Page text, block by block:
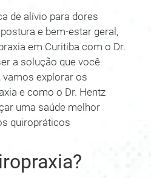
de alívio para dores
e bem-estar geral,
em Curitiba com o Dr.
a solução que você
vamos explorar os
e como o Dr. Hentz
uma saúde melhor
quiropráticos